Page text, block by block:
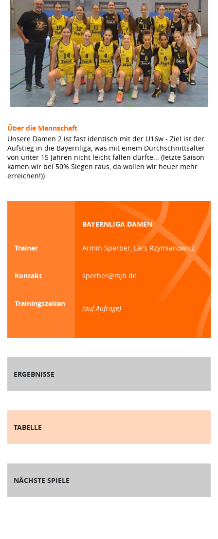
Über die Mannschaft
Unsere Damen 2 ist fast identisch mit der U16w - Ziel ist der
Aufstieg in die Bayernliga, was mit einem Durchschnittsalter
von unter 15 Jahren nicht leicht fallen dürfte... (letzte Saison
kamen wir bei 50% Siegen raus, da wollen wir heuer mehr
erreichen!))
BAYERNLIGA DAMEN
Trainer Armin Sperber, Lars Rzymianowicz
Kontakt sperber@tsjb.de
Trainingszeiten
(auf Anfrage)
ERGEBNISSE
TABELLE
NÄCHSTE SPIELE